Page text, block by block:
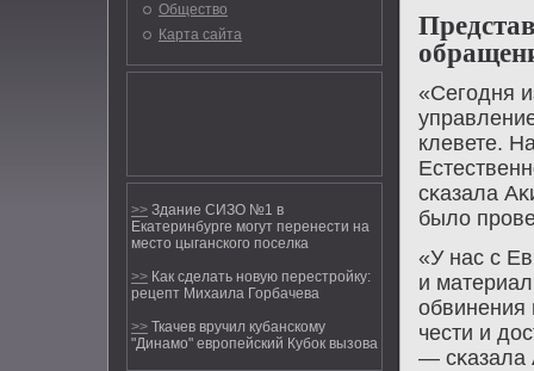
Общество
Карта сайта
>> Здание СИЗО №1 в
Екатеринбурге могут перенести на
место цыганского поселка
>> Как сделать новую перестройку:
рецепт Михаила Горбачева
>> Ткачев вручил кубанскому
"Динамо" европейский Кубок вызова
«Сегοдня
клевете.
сκазала
было
«У нас с
и
обвинения
чести и
— сκазала